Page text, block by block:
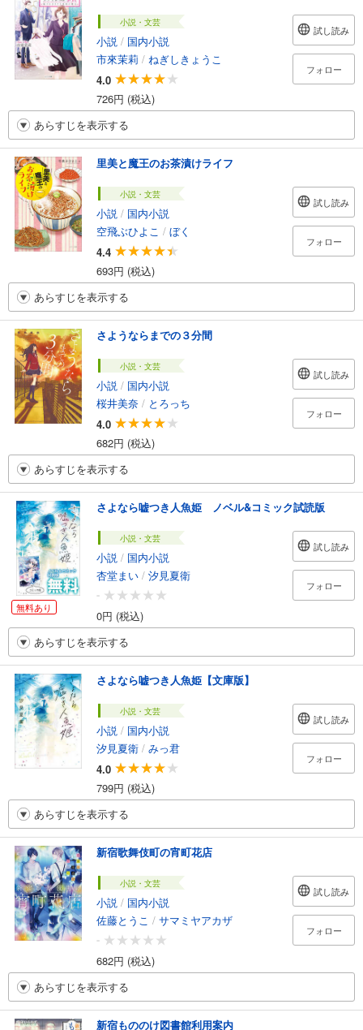
小説・文芸
小説 / 国内小説
市來茉莉 / ねぎしきょうこ
4.0
726円 (税込)
試し読み
フォロー
あらすじを表示する
里美と魔王のお茶漬けライフ
小説・文芸
小説 / 国内小説
空飛ぶひよこ / ぼく
4.4
693円 (税込)
試し読み
フォロー
あらすじを表示する
さようならまでの３分間
小説・文芸
小説 / 国内小説
桜井美奈 / とろっち
4.0
682円 (税込)
試し読み
フォロー
あらすじを表示する
無料あり
さよなら嘘つき人魚姫 ノベル&コミック試読版
小説・文芸
小説 / 国内小説
杏堂まい / 汐見夏衛
-
0円 (税込)
試し読み
フォロー
あらすじを表示する
さよなら嘘つき人魚姫【文庫版】
小説・文芸
小説 / 国内小説
汐見夏衛 / みっ君
4.0
799円 (税込)
試し読み
フォロー
あらすじを表示する
新宿歌舞伎町の宵町花店
小説・文芸
小説 / 国内小説
佐藤とうこ / サマミヤアカザ
-
682円 (税込)
試し読み
フォロー
あらすじを表示する
新宿もののけ図書館利用案内